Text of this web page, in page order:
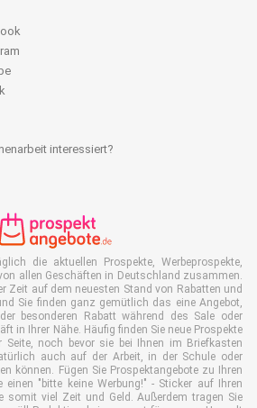
interessiert?
die aktuellen Prospekte, Werbeprospekte,
allen Geschäften in Deutschland zusammen.
Zeit auf dem neuesten Stand von Rabatten und
Sie finden ganz gemütlich das eine Angebot,
besonderen Rabatt während des Sale oder
in Ihrer Nähe. Häufig finden Sie neue Prospekte
Seite, noch bevor sie bei Ihnen im Briefkasten
auch auf der Arbeit, in der Schule oder
können. Fügen Sie Prospektangebote zu Ihren
einen "bitte keine Werbung!" - Sticker auf Ihren
somit viel Zeit und Geld. Außerdem tragen Sie